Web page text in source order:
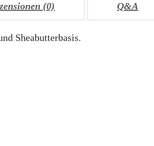
(0) Q&A
Sheabutterbasis.